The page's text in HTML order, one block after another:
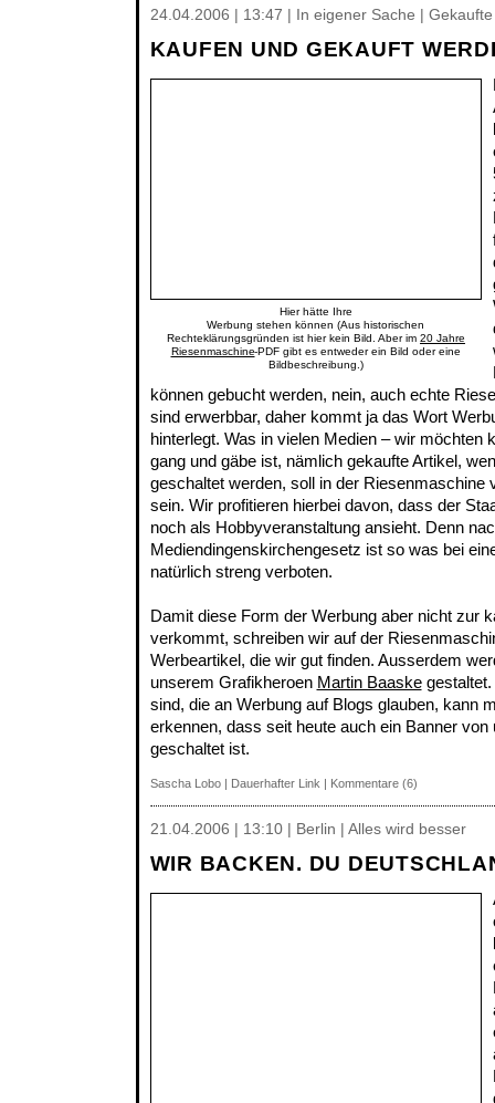
24.04.2006 | 13:47 | In eigener Sache |
KAUFEN UND GEKAUFT
Hier hätte Ihre
Werbung stehen können (Aus historischen
Rechteklärungsgründen ist hier kein Bild. Aber im 20 Jahre
Riesenmaschine-PDF gibt es entweder ein Bild oder eine
Bildbeschreibung.)
können gebucht werden, nein, auch echte
sind erwerbbar, daher kommt ja das Wort
hinterlegt. Was in vielen Medien – wir möchten
gang und gäbe ist, nämlich gekaufte Artikel,
geschaltet werden, soll in der Riesenmaschine
sein. Wir profitieren hierbei davon, dass der
noch als Hobbyveranstaltung ansieht. Denn
Mediendingenskirchengesetz ist so was bei
natürlich streng verboten.
Damit diese Form der Werbung aber nicht zur
verkommt, schreiben wir auf der
Werbeartikel, die wir gut finden. Ausserdem
unserem Grafikheroen Martin Baaskegestaltet.
sind, die an Werbung auf Blogs glauben, kann
erkennen, dass seit heute auch ein Banner
geschaltet ist.
Sascha Lobo| Dauerhafter Link | Kommentare (6)
21.04.2006 | 13:10 | Berlin | Alles wird besser
WIR BACKEN. DU